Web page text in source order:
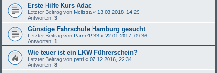
Erste Hilfe Kurs Adac
Letzter Beitrag von Melissa « 13.03.2018, 14:29
Antworten: 3
Günstige Fahrschule Hamburg gesucht
Letzter Beitrag von Parce1933 « 22.01.2017, 09:36
Antworten: 1
Wie teuer ist ein LKW Führerschein?
Letzter Beitrag von petri « 07.12.2016, 22:34
Antworten: 8